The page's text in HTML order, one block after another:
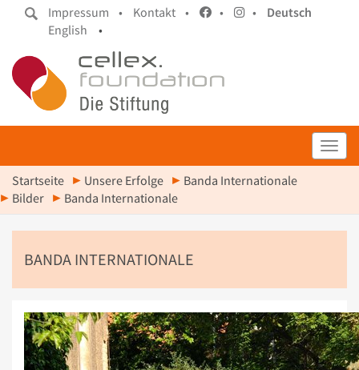
Impressum • Kontakt • • •
Deutsch
English
•
Startseite Unsere Erfolge
Banda Internationale
Bilder
Banda Internationale
BANDA INTERNATIONALE